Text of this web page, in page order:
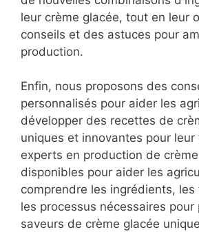
leur crème glacée, tout en leur
conseils et des astuces pour
production.
Enfin, nous proposons des
personnalisés pour aider les
développer des recettes de
uniques et innovantes pour leur
experts en production de
disponibles pour aider les
comprendre les ingrédients,
les processus nécessaires pour
saveurs de crème glacée